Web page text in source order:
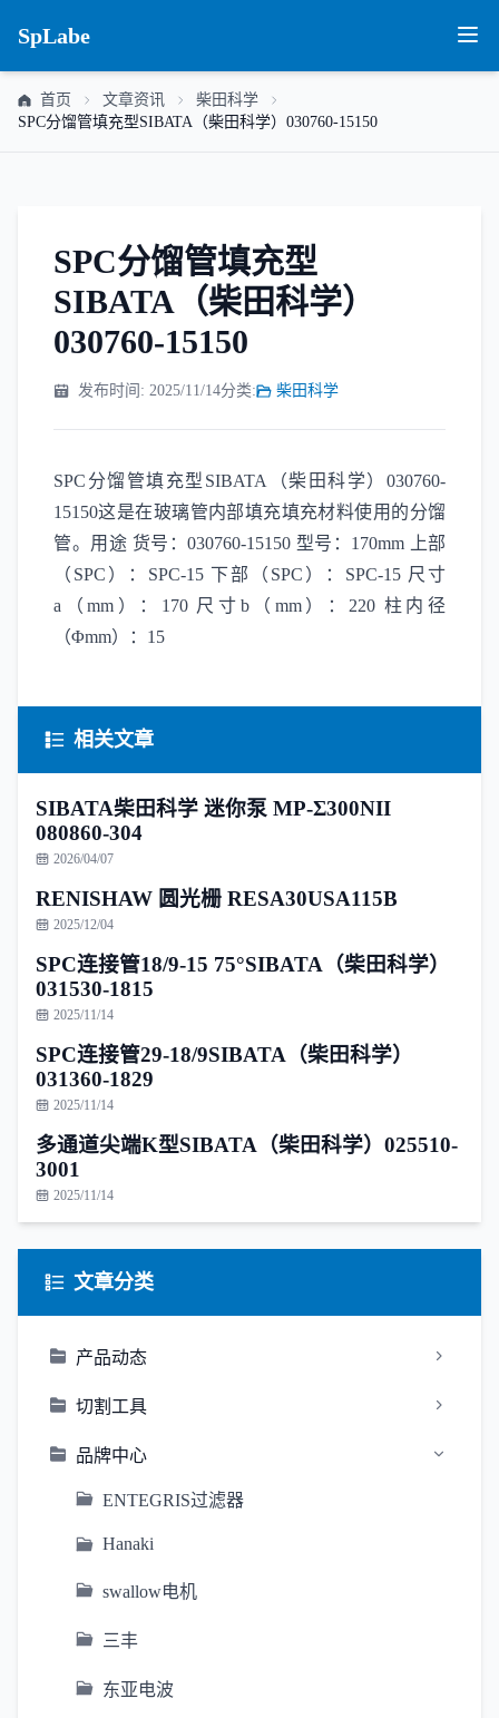
SpLabe
首页 文章资讯
柴田科学
SPC分馏管填充型SIBATA（柴田科学）030760-15150
SPC分馏管填充型
SIBATA（柴田科学）
030760-15150
发布时间: 2025/11/14分类: 柴田科学
SPC分馏管填充型SIBATA（柴田科学）030760-
15150这是在玻璃管内部填充填充材料使用的分馏
管。用途 货号：030760-15150 型号：170mm 上部
（SPC）：SPC-15 下部（SPC）：SPC-15 尺寸
a（mm）：170 尺寸b（mm）：220 柱内径
（Φmm）：15
相关文章
SIBATA柴田科学 迷你泵 MP-Σ300NII
080860-304
2026/04/07
RENISHAW 圆光栅 RESA30USA115B
2025/12/04
SPC连接管18/9-15 75°SIBATA（柴田科学）
031530-1815
2025/11/14
SPC连接管29-18/9SIBATA（柴田科学）
031360-1829
2025/11/14
多通道尖端K型SIBATA（柴田科学）025510-
3001
2025/11/14
文章分类
产品动态
切割工具
品牌中心
ENTEGRIS过滤器
Hanaki
swallow电机
三丰
东亚电波